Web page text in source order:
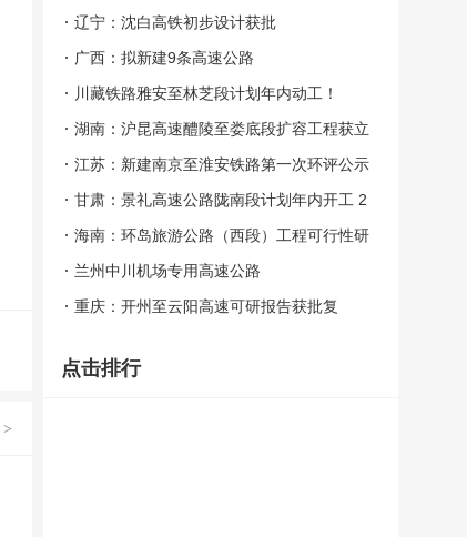
>
辽宁：沈白高铁初步设计获批
广西：拟新建9条高速公路
川藏铁路雅安至林芝段计划年内动工！
湖南：沪昆高速醴陵至娄底段扩容工程获立
项 总投资247亿元
江苏：新建南京至淮安铁路第一次环评公示
甘肃：景礼高速公路陇南段计划年内开工 2
023年建成
海南：环岛旅游公路（西段）工程可行性研
究报告获批
兰州中川机场专用高速公路
重庆：开州至云阳高速可研报告获批复
点击排行